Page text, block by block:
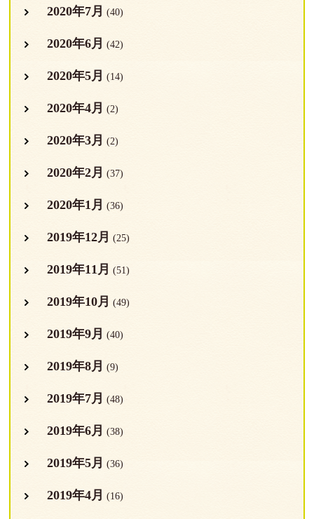
2020年7月 (40)
2020年6月 (42)
2020年5月 (14)
2020年4月 (2)
2020年3月 (2)
2020年2月 (37)
2020年1月 (36)
2019年12月 (25)
2019年11月 (51)
2019年10月 (49)
2019年9月 (40)
2019年8月 (9)
2019年7月 (48)
2019年6月 (38)
2019年5月 (36)
2019年4月 (16)